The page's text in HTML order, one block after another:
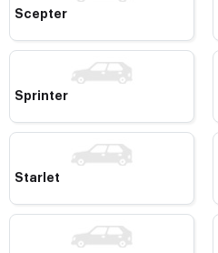
Scepter
Sprinter
Starlet